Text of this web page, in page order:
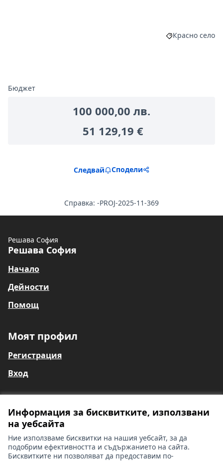
Информация за бисквитките, използвани
на уебсайта
Ние използваме бисквитки на нашия уебсайт, за да
подобрим ефективността и съдържанието на сайта.
Бисквитките ни позволяват да предоставим по-
Филтриране
Красно село
Бюджет
100 000,00 лв.
51 129,19 €
Следвай Сподели
Справка: -PROJ-2025-11-369
Решава София
Решава София
Начало
Дейности
Помощ
Моят профил
Регистрация
Вход
Общи условия
Информация за глухи и сляпо-глухи лица
Настройки на бисквитките